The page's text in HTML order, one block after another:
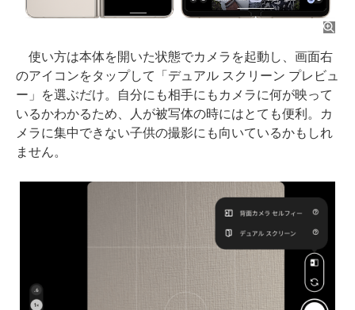
使い方は本体を開いた状態でカメラを起動し、画面右
のアイコンをタップして「デュアル スクリーン プレビュ
ー」を選ぶだけ。自分にも相手にもカメラに何が映って
いるかわかるため、人が被写体の時にはとても便利。カ
メラに集中できない子供の撮影にも向いているかもしれ
ません。